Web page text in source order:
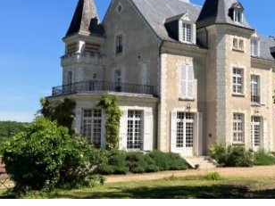
Reservar una estancia
Nuestra colección mundial
World’s Best Hotels
Hacer que viajes
Estancia temática